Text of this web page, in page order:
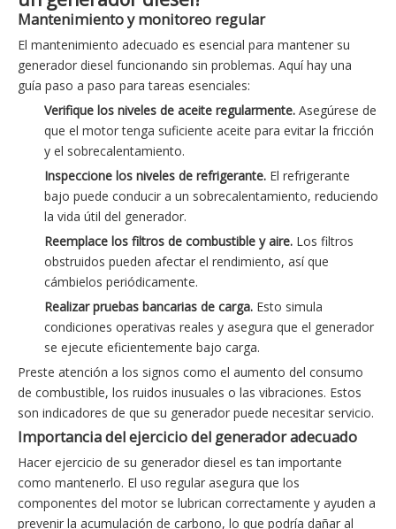
Mantenimiento y monitoreo regular
El mantenimiento adecuado es esencial para mantener su
generador diesel funcionando sin problemas. Aquí hay una
guía paso a paso para tareas esenciales:
Verifique los niveles de aceite regularmente. Asegúrese de
que el motor tenga suficiente aceite para evitar la fricción
y el sobrecalentamiento.
Inspeccione los niveles de refrigerante. El refrigerante
bajo puede conducir a un sobrecalentamiento, reduciendo
la vida útil del generador.
Reemplace los filtros de combustible y aire. Los filtros
obstruidos pueden afectar el rendimiento, así que
cámbielos periódicamente.
Realizar pruebas bancarias de carga. Esto simula
condiciones operativas reales y asegura que el generador
se ejecute eficientemente bajo carga.
Preste atención a los signos como el aumento del consumo
de combustible, los ruidos inusuales o las vibraciones. Estos
son indicadores de que su generador puede necesitar servicio.
Importancia del ejercicio del generador adecuado
Hacer ejercicio de su generador diesel es tan importante
como mantenerlo. El uso regular asegura que los
componentes del motor se lubrican correctamente y ayuden a
prevenir la acumulación de carbono, lo que podría dañar al